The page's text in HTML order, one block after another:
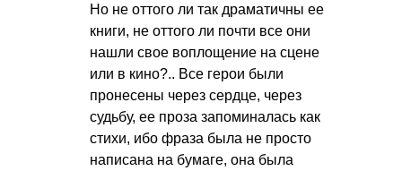
Но не оттого ли так драматичны ее
книги, не оттого ли почти все они
нашли свое воплощение на сцене
или в кино?.. Все герои были
пронесены через сердце, через
судьбу, ее проза запоминалась как
стихи, ибо фраза была не просто
написана на бумаге, она была